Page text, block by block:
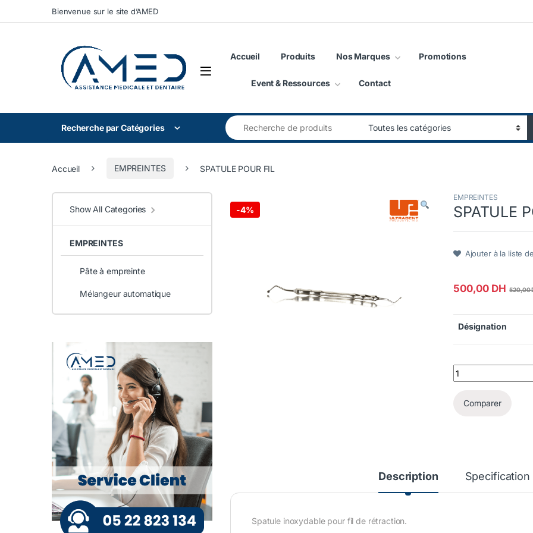
Skip to navigation
Skip to contentBienvenue sur le site d’AMED
Accueil Produits Nos Marques Promotions
Event & Ressources Contact
Recherche par Catégories
Search for:
Accueil EMPREINTES SPATULE POUR FIL
-4%
EMPREINTES
SPATULE
Ajouter à la liste
500,00 DH 520,00
Désignation
SPATULE POUR
Comparer
Description Specification
Spatule inoxydable pour fil de rétraction.
Show All Categories
EMPREINTES
Pâte à empreinte
Mélangeur automatique